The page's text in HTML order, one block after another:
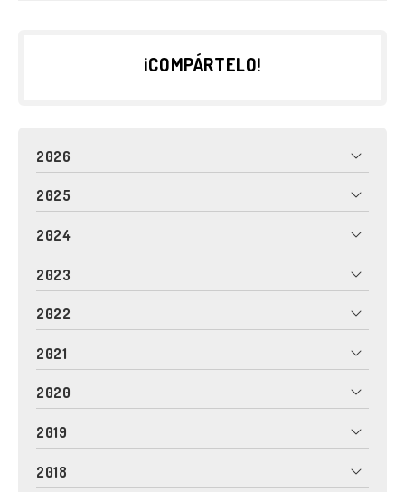
¡COMPÁRTELO!
2026
2025
2024
2023
2022
2021
2020
2019
2018